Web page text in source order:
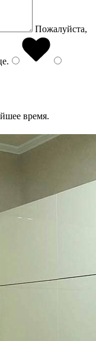
Пожалуйста,
.
время.